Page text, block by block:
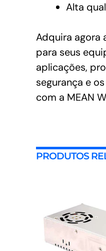
Alta
Adquira agora
para seus
aplicações,
segurança e
com a MEAN
PRODUTOS